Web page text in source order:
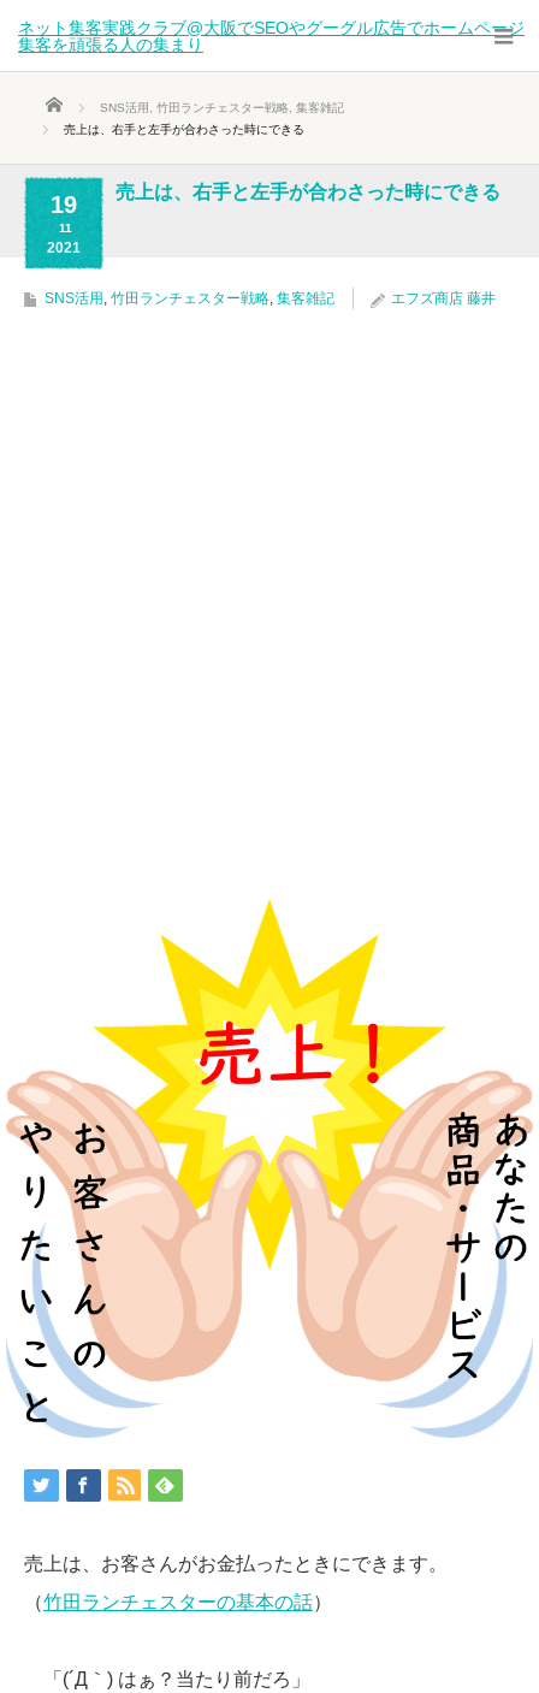
ネット集客実践クラブ@大阪でSEOやグーグル広告でホームページ
集客を頑張る人の集まり
ホーム SNS活用 竹田ランチェスター戦略, 集客雑記
売上は、右手と左手が合わさった時にできる
19
11
2021
売上は、右手と左手が合わさった時にできる
SNS活用 , 竹田ランチェスター戦略, 集客雑記 エフズ商店 藤井
売上は、お客さんがお金払ったときにできます。
（竹田ランチェスターの基本の話）
「(´Д｀) はぁ？当たり前だろ」